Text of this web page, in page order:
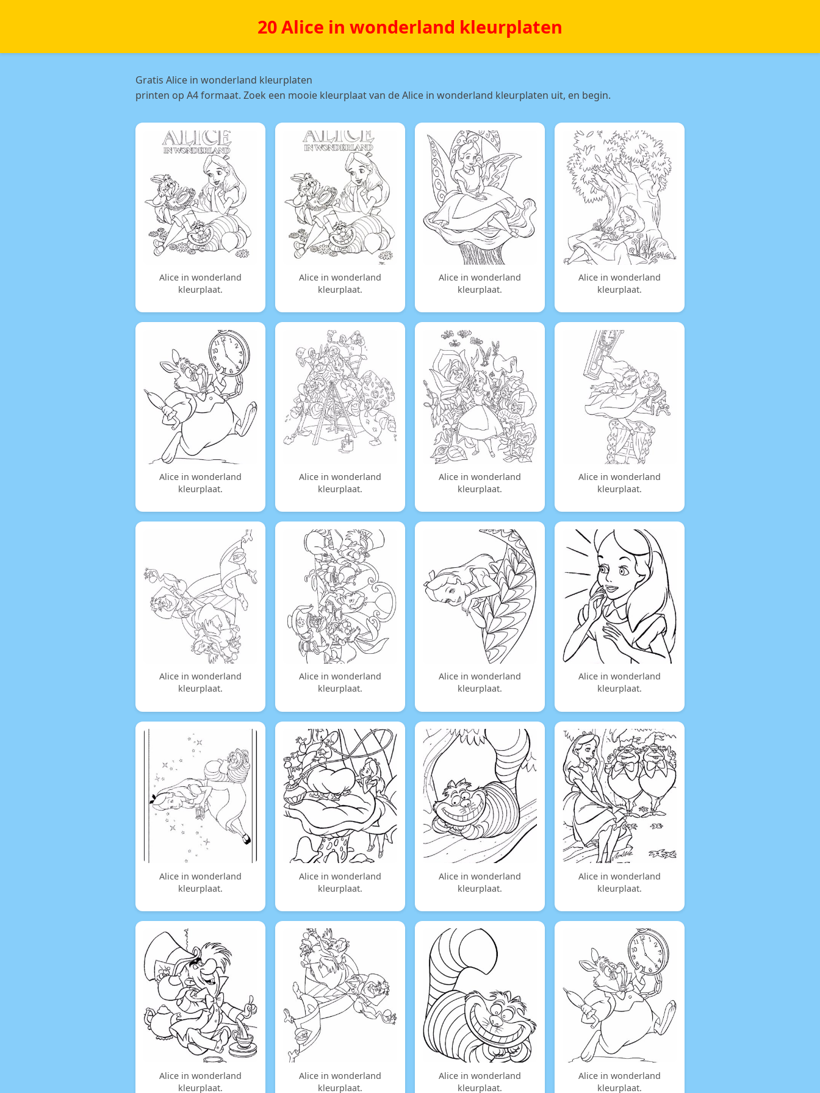
20 Alice in wonderland kleurplaten
Gratis Alice in wonderland kleurplaten
printen op A4 formaat. Zoek een mooie kleurplaat van de Alice in wonderland kleurplaten uit, en begin.
Alice in wonderland
kleurplaat.
Alice in wonderland
kleurplaat.
Alice in wonderland
kleurplaat.
Alice in wonderland
kleurplaat.
Alice in wonderland
kleurplaat.
Alice in wonderland
kleurplaat.
Alice in wonderland
kleurplaat.
Alice in wonderland
kleurplaat.
Alice in wonderland
kleurplaat.
Alice in wonderland
kleurplaat.
Alice in wonderland
kleurplaat.
Alice in wonderland
kleurplaat.
Alice in wonderland
kleurplaat.
Alice in wonderland
kleurplaat.
Alice in wonderland
kleurplaat.
Alice in wonderland
kleurplaat.
Alice in wonderland
kleurplaat.
Alice in wonderland
kleurplaat.
Alice in wonderland
kleurplaat.
Alice in wonderland
kleurplaat.